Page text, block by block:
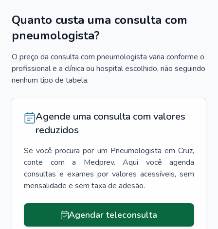
Quanto custa uma consulta com
pneumologista?
O preço da consulta com pneumologista varia conforme o
profissional e a clínica ou hospital escolhido, não seguindo
nenhum tipo de tabela.
Agende uma consulta com valores
reduzidos
Se você procura por um Pneumologista em Cruz,
conte com a Medprev. Aqui você agenda
consultas e exames por valores acessíveis, sem
mensalidade e sem taxa de adesão.
Agendar teleconsulta